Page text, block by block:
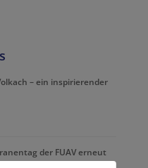
– ein inspirierender
der FUAV erneut
vor Ort